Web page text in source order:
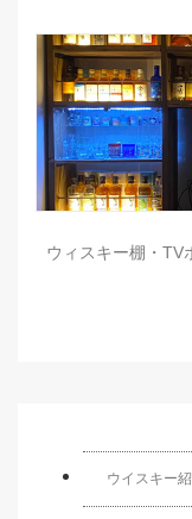
ウィスキー棚・TV
ウイスキー